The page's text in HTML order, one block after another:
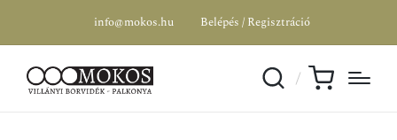
info@mokos.hu Belépés / Regisztráció